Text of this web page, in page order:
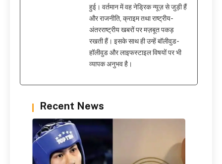
हुई। वर्तमान में वह नेड्रिक न्यूज़ से जुड़ी हैं
और राजनीति, क्राइम तथा राष्ट्रीय-
अंतरराष्ट्रीय खबरों पर मज़बूत पकड़
रखती हैं। इसके साथ ही उन्हें बॉलीवुड-
हॉलीवुड और लाइफस्टाइल विषयों पर भी
व्यापक अनुभव है।
Recent News